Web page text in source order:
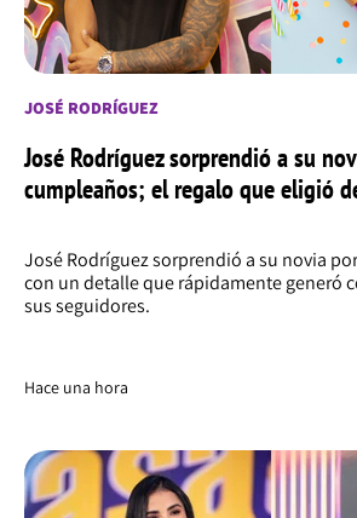
JOSÉ RODRÍGUEZ
José Rodríguez sorprendió a su
cumpleaños; el regalo que eligió
José Rodríguez sorprendió a su novia
con un detalle que rápidamente generó
sus seguidores.
Hace una hora